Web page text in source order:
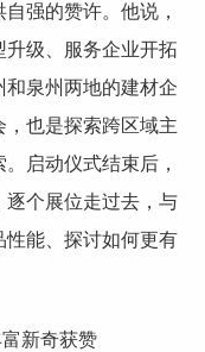
强的赞许。他说，
级、服务企业开拓
泉州两地的建材企
也是探索跨区域主
启动仪式结束后，
个展位走过去，与
能、探讨如何更有
新奇获赞